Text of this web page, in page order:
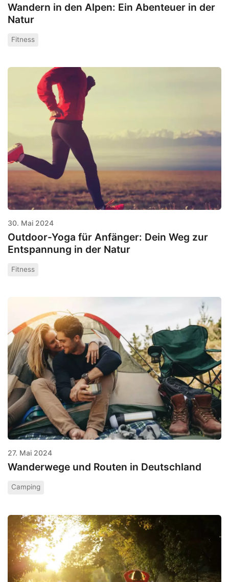
Wandern in den Alpen: Ein Abenteuer in der
Natur
Fitness
30. Mai 2024
Outdoor-Yoga für Anfänger: Dein Weg zur
Entspannung in der Natur
Fitness
27. Mai 2024
Wanderwege und Routen in Deutschland
Camping